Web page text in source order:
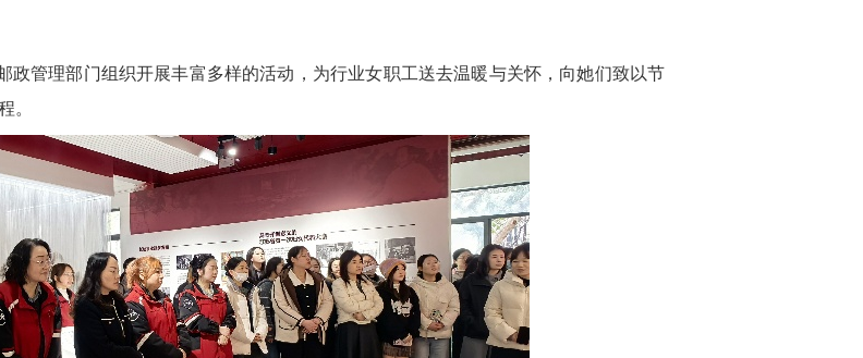
政管理部门组织开展丰富多样的活动，为行业女职工送去温暖与关怀，向她们致以节
。